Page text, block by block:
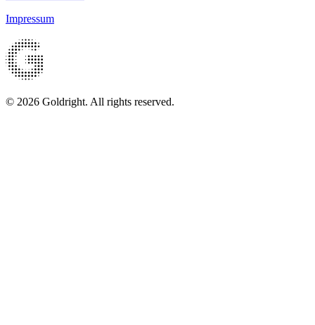
Impressum
© 2026 Goldright. All rights reserved.